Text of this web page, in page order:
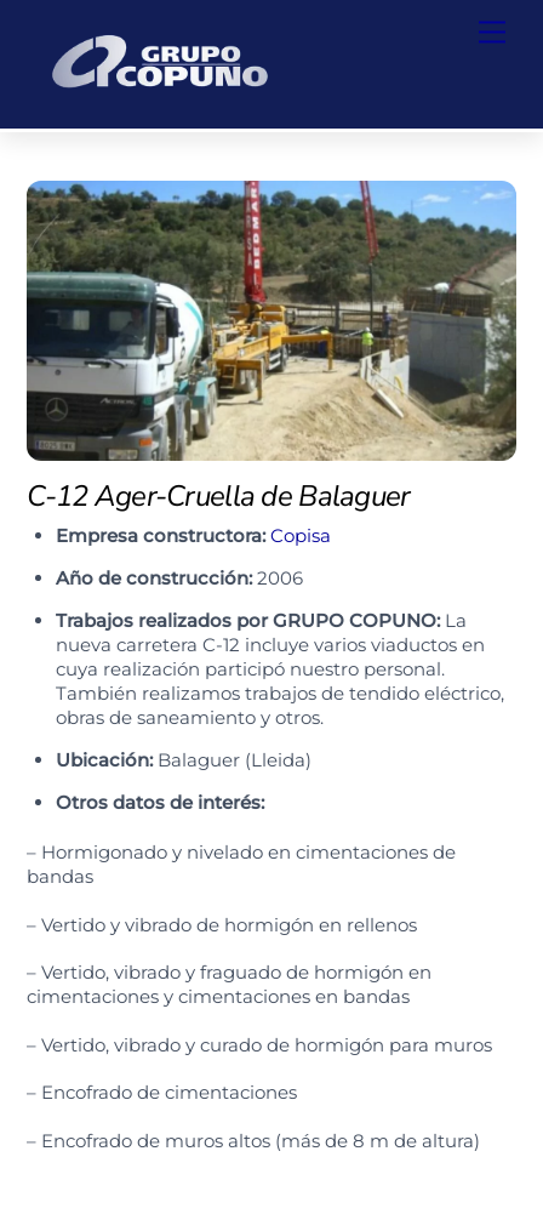
content
C-12 Ager-Cruella de Balaguer
Empresa constructora: Copisa
Año de construcción:2006
Trabajos realizados por GRUPO COPUNO:La
nueva carretera C-12 incluye varios viaductos en
cuya realización participó nuestro personal.
También realizamos trabajos de tendido eléctrico,
obras de saneamiento y otros.
Ubicación:Balaguer (Lleida)
Otros datos de interés:
– Hormigonado y nivelado en cimentaciones de
bandas
– Vertido y vibrado de hormigón en rellenos
– Vertido, vibrado y fraguado de hormigón en
cimentaciones y cimentaciones en bandas
– Vertido, vibrado y curado de hormigón para muros
– Encofrado de cimentaciones
– Encofrado de muros altos (más de 8 m de altura)